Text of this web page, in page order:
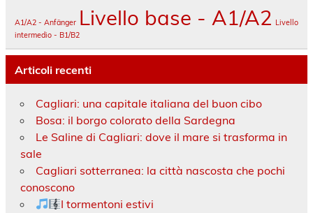
A1/A2 - Anfänger Livello base - A1/A2 Livello
intermedio - B1/B2
Articoli recenti
Cagliari: una capitale italiana del buon cibo
Bosa: il borgo colorato della Sardegna
Le Saline di Cagliari: dove il mare si trasforma in
sale
Cagliari sotterranea: la città nascosta che pochi
conoscono
I tormentoni estivi